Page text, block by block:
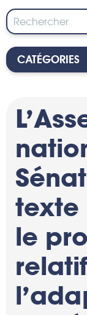
CATÉGORIES
texte
le